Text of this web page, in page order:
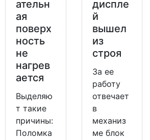
ательн
ая
поверх
ность
не
нагрев
ается
Выделяю
т такие
причины:
Поломка
диспле
й
вышел
из
строя
За ее
работу
отвечает
в
механиз
ме блок